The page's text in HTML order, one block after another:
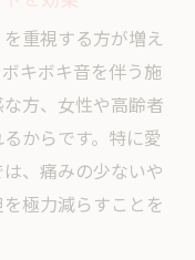
重視する方が増え
キボキ音を伴う施
方、女性や高齢者
からです。特に愛
、痛みの少ないや
極力減らすことを